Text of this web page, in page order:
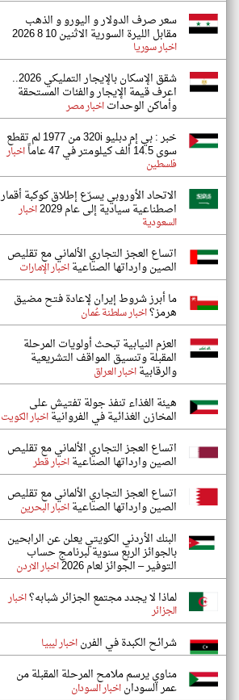
سعر صرف الدولار و اليورو و الذهب
مقابل الليرة السورية الاثنين 10 8 2026
اخبار سوريا
شقق الإسكان بالإيجار التمليكي 2026..
اعرف قيمة الإيجار والفئات المستحقة
وأماكن الوحداتاخبار مصر
خبر : بي إم دبليو 320i من 1977 لم تقطع
سوى 14.5 ألف كيلومتر في 47 عاماً اخبار
فلسطين
الاتحاد الأوروبي يسرّع إطلاق كوكبة أقمار
اصطناعية سيادية إلى عام 2029 اخبار
السعودية
اتساع العجز التجاري الألماني مع تقليص
الصين وارداتها الصناعيةاخبار الإمارات
ما أبرز شروط إيران لإعادة فتح مضيق
هرمز؟اخبار سلطنة عُمان
العزم النيابية تبحث أولويات المرحلة
المقبلة وتنسيق المواقف التشريعية
والرقابيةاخبار العراق
هيئة الغذاء تنفذ جولة تفتيش على
المخازن الغذائية في الفروانيةاخبار الكويت
اتساع العجز التجاري الألماني مع تقليص
الصين وارداتها الصناعيةاخبار قطر
اتساع العجز التجاري الألماني مع تقليص
الصين وارداتها الصناعيةاخبار البحرين
البنك الأردني الكويتي يعلن عن الرابحين
بالجوائز الربع سنوية لبرنامج حساب
التوفير – الجوائز لعام 2026 اخبار الاردن
لماذا لا يجدد مجتمع الجزائر شبابه؟اخبار
الجزائر
شرائح الكبدة في الفرناخبار ليبيا
مناوي يرسم ملامح المرحلة المقبلة من
عمر السوداناخبار السودان